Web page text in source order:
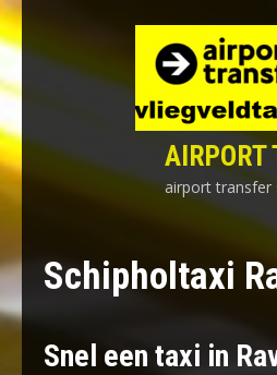
Skip
to
content
AIRPORT
airport transfer
Schipholtaxi
Snel een taxi in